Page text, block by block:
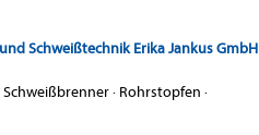
Schweißtechnik Erika Jankus GmbH
· Rohrstopfen ·